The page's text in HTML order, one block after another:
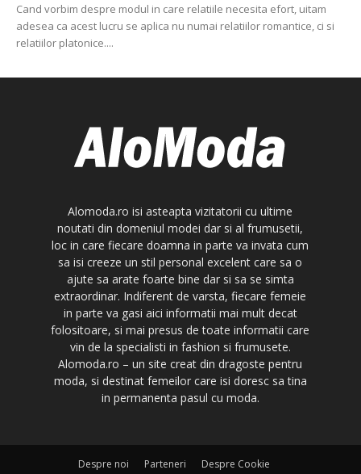
Cand vorbim despre modul in care relatiile necesita efort, uitam
adesea ca acest lucru se aplica nu numai relatiilor romantice, ci si
relatiilor platonice....
Alomoda.ro isi asteapta vizitatorii cu ultime
noutati din domeniul modei dar si al frumusetii,
loc in care fiecare doamna in parte va invata cum
sa isi creeze un stil personal excelent care sa o
ajute sa arate foarte bine dar si sa se simta
extraordinar. Indiferent de varsta, fiecare femeie
in parte va gasi aici informatii mai mult decat
folositoare, si mai presus de toate informatii care
vin de la specialisti in fashion si frumusete.
Alomoda.ro – un site creat din dragoste pentru
moda, si destinat femeilor care isi doresc sa tina
in permanenta pasul cu moda.
Despre noi Parteneri
Despre Cookie